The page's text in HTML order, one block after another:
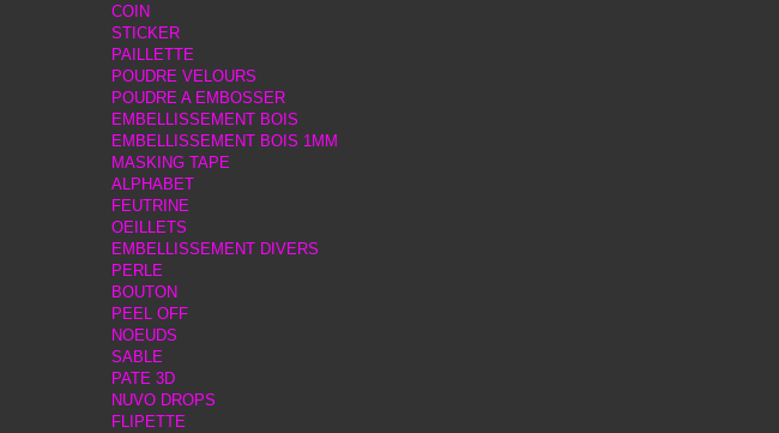
COIN
STICKER
PAILLETTE
POUDRE VELOURS
POUDRE A EMBOSSER
EMBELLISSEMENT BOIS
EMBELLISSEMENT BOIS 1MM
MASKING TAPE
ALPHABET
FEUTRINE
OEILLETS
EMBELLISSEMENT DIVERS
PERLE
BOUTON
PEEL OFF
NOEUDS
SABLE
PATE 3D
NUVO DROPS
FLIPETTE